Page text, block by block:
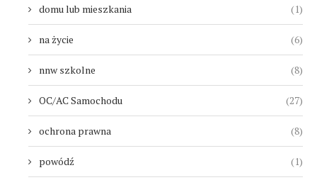
domu lub mieszkania (1)
na życie (6)
nnw szkolne (8)
OC/AC Samochodu (27)
ochrona prawna (8)
powódź (1)